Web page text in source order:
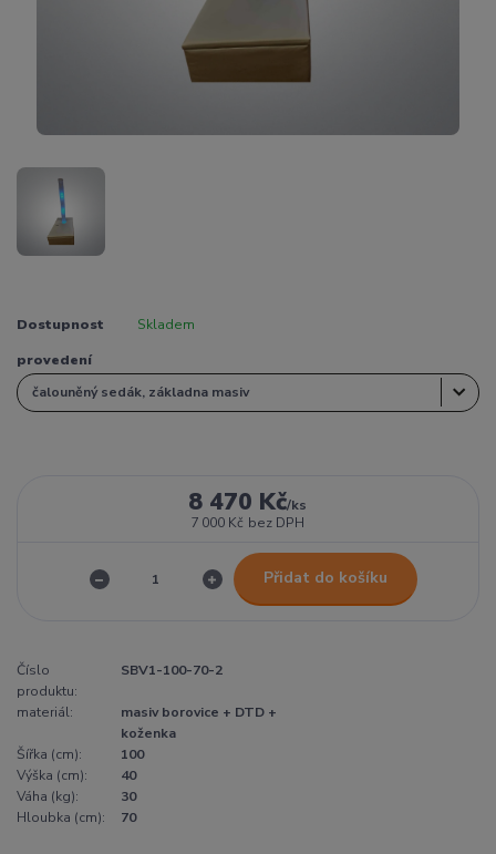
Dostupnost Skladem
provedení
8 470 Kč/ks
7 000 Kč bez DPH
Přidat do košíku
Číslo
produktu:
SBV1-100-70-2
materiál:
masiv borovice + DTD +
koženka
Šířka (cm):
100
Výška (cm):
40
Váha (kg):
30
Hloubka (cm):
70